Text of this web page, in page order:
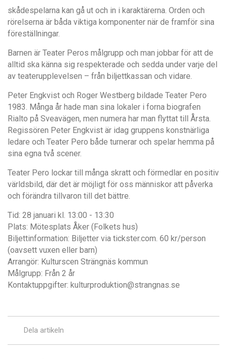
skådespelarna kan gå ut och in i karaktärerna. Orden och
rörelserna är båda viktiga komponenter när de framför sina
föreställningar.
Barnen är Teater Peros målgrupp och man jobbar för att de
alltid ska känna sig respekterade och sedda under varje del
av teaterupplevelsen – från biljettkassan och vidare.
Peter Engkvist och Roger Westberg bildade Teater Pero
1983. Många år hade man sina lokaler i forna biografen
Rialto på Sveavägen, men numera har man flyttat till Årsta.
Regissören Peter Engkvist är idag gruppens konstnärliga
ledare och Teater Pero både turnerar och spelar hemma på
sina egna två scener.
Teater Pero lockar till många skratt och förmedlar en positiv
världsbild, där det är möjligt för oss människor att påverka
och förändra tillvaron till det bättre.
Tid: 28 januari kl. 13:00 - 13:30
Plats: Mötesplats Åker (Folkets hus)
Biljettinformation: Biljetter via tickster.com. 60 kr/person
(oavsett vuxen eller barn)
Arrangör: Kulturscen Strängnäs kommun
Målgrupp: Från 2 år
Kontaktuppgifter: kulturproduktion@strangnas.se
Dela artikeln